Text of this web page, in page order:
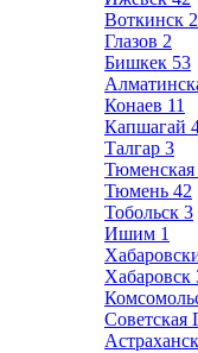
Воткинск 2
Глазов 2
Бишкек 53
Конаев 11
Капшагай
Талгар 3
Тюменская
Тюмень 42
Тобольск 3
Ишим 1
Хабаровск
Советская